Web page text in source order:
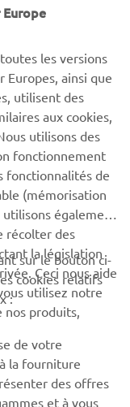
conçus pour
les versions
Europes, ainsi que
utilisent des
aux cookies,
utilisons des
fonctionnement
fonctionnalités de
(mémorisation
utilisons également
récolter des
la législation
Ceci nous aide
utilisez notre
nos produits,
sur le bouton ci-
cookies relatifs
:
de votre
la fourniture
des offres
et à vous